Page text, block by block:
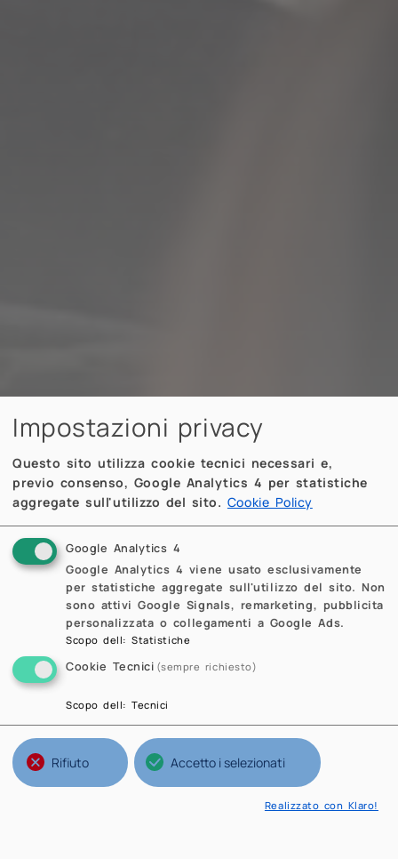
Impostazioni privacy
Questo sito utilizza cookie tecnici necessari e,
previo consenso, Google Analytics 4 per statistiche
aggregate sull'utilizzo del sito. Cookie Policy
Google Analytics 4
Google Analytics 4 viene usato esclusivamente
per statistiche aggregate sull'utilizzo del sito. Non
sono attivi Google Signals, remarketing, pubblicita
personalizzata o collegamenti a Google Ads.
Scopo dell:Statistiche
Cookie Tecnici (sempre richiesto)
Scopo dell:Tecnici
Rifiuto Accetto i selezionati
Realizzato con Klaro!